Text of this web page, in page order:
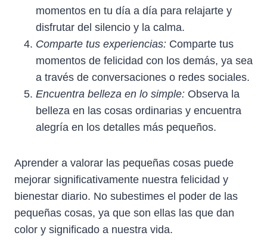
momentos en tu día a día para relajarte y
disfrutar del silencio y la calma.
Comparte tus experiencias: Comparte tus
momentos de felicidad con los demás, ya sea
a través de conversaciones o redes sociales.
Encuentra belleza en lo simple: Observa la
belleza en las cosas ordinarias y encuentra
alegría en los detalles más pequeños.
Aprender a valorar las pequeñas cosas puede
mejorar significativamente nuestra felicidad y
bienestar diario. No subestimes el poder de las
pequeñas cosas, ya que son ellas las que dan
color y significado a nuestra vida.